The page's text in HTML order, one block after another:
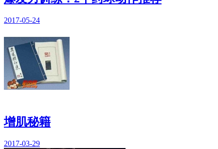
2017-05-24
增肌秘籍
2017-03-29